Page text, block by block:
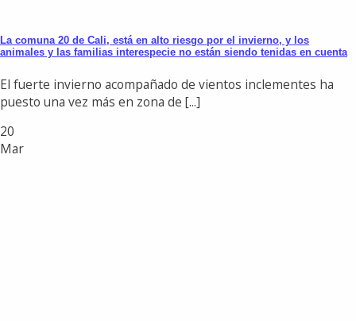
La comuna 20 de Cali, está en alto riesgo por el invierno, y los
animales y las familias interespecie no están siendo tenidas en cuenta
El fuerte invierno acompañado de vientos inclementes ha
puesto una vez más en zona de [...]
20
Mar